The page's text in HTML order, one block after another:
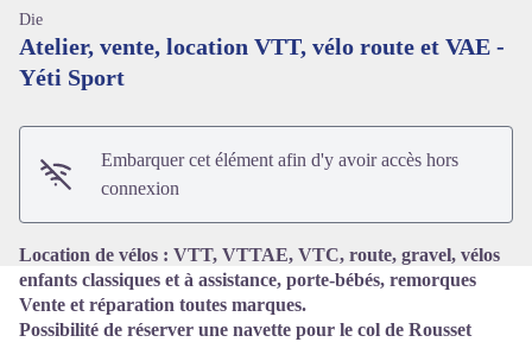
Die
Atelier, vente, location VTT, vélo route et VAE -
Yéti Sport
Embarquer cet élément afin d'y avoir accès hors
connexion
Location de vélos : VTT, VTTAE, VTC, route, gravel, vélos
enfants classiques et à assistance, porte-bébés, remorques
Vente et réparation toutes marques.
Possibilité de réserver une navette pour le col de Rousset